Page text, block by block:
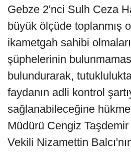
Gebze 2'nci Sulh Ceza
büyük ölçüde toplanmış
ikametgah sahibi
şüphelerinin
bulundurarak,
faydanın adli kontrol
sağlanabileceğine
Müdürü Cengiz
Vekili Nizamettin